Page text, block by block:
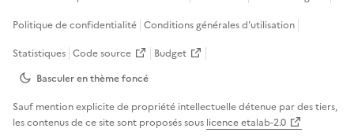
Politique de confidentialité Conditions générales d'utilisation
Statistiques Code source
Budget
Basculer en thèmefoncé
Sauf mention explicite de propriété intellectuelle détenue par des tiers,
les contenus de ce site sont proposés sous licence etalab-2.0